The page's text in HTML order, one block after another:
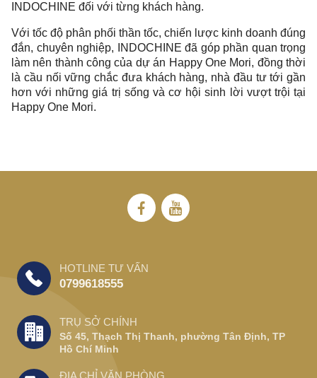
INDOCHINE đối với từng khách hàng.
Với tốc độ phân phối thần tốc, chiến lược kinh doanh đúng
đắn, chuyên nghiệp, INDOCHINE đã góp phần quan trọng
làm nên thành công của dự án Happy One Mori, đồng thời
là cầu nối vững chắc đưa khách hàng, nhà đầu tư tới gần
hơn với những giá trị sống và cơ hội sinh lời vượt trội tại
Happy One Mori.
HOTLINE TƯ VẤN
0799618555
TRỤ SỞ CHÍNH
Số 45, Thạch Thị Thanh, phường Tân Định, TP
Hồ Chí Minh
ĐỊA CHỈ VĂN PHÒNG